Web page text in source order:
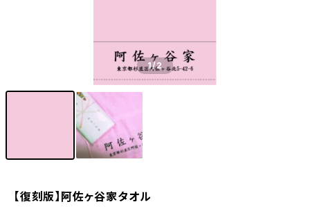
1/2
【復刻版】阿佐ヶ谷家タオル